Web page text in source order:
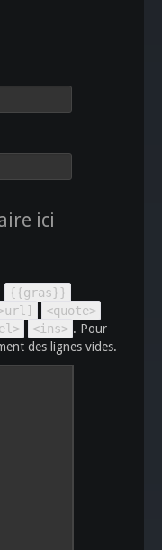
ici
{{gras}}
<quote>
<ins> . Pour
des lignes vides.